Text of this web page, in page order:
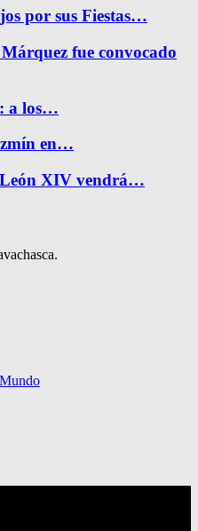
por sus Fiestas…
fue convocado
a los…
en…
XIV vendrá…